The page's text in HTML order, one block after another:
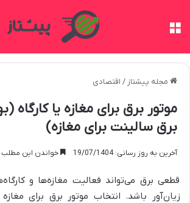
مجله پیشتاز / اقتصادی
موتور برق برای مغازه یا کارگاه
برق سالینت برای مغازه)
آخرین به روز رسانی: 19/07/1404 خواندن این مطلب 16 دقیقه زمان میبرد
قطعی برق می‌تواند فعالیت مغازه‌ها و
زیان‌آور باشد. انتخاب موتور برق برای مغازه